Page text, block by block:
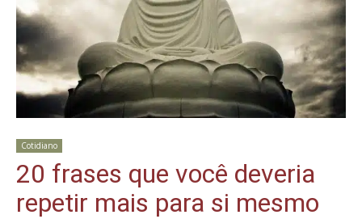
Cotidiano
20 frases que você deveria
repetir mais para si mesmo